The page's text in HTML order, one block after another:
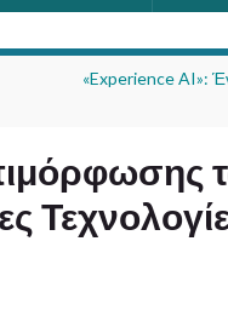
«Experience AI»: